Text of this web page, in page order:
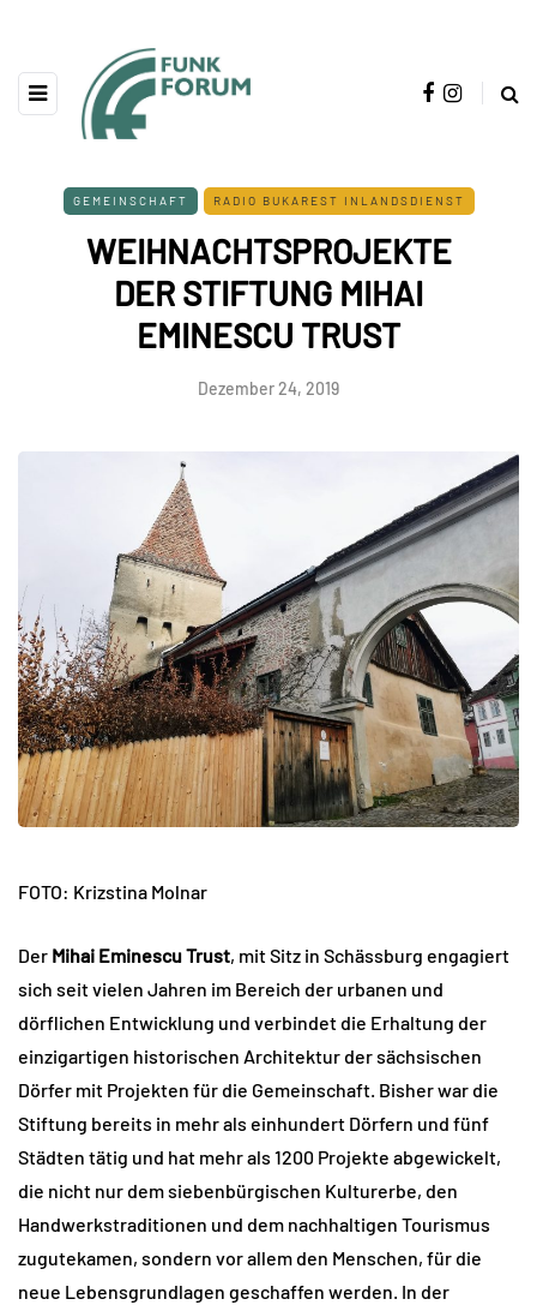
GEMEINSCHAFT RADIO BUKAREST INLANDSDIENST
WEIHNACHTSPROJEKTE
DER STIFTUNG MIHAI
EMINESCU TRUST
Dezember 24, 2019
FOTO: Krizstina Molnar
Der Mihai Eminescu Trust, mit Sitz in Schässburg engagiert
sich seit vielen Jahren im Bereich der urbanen und
dörflichen Entwicklung und verbindet die Erhaltung der
einzigartigen historischen Architektur der sächsischen
Dörfer mit Projekten für die Gemeinschaft. Bisher war die
Stiftung bereits in mehr als einhundert Dörfern und fünf
Städten tätig und hat mehr als 1200 Projekte abgewickelt,
die nicht nur dem siebenbürgischen Kulturerbe, den
Handwerkstraditionen und dem nachhaltigen Tourismus
zugutekamen, sondern vor allem den Menschen, für die
neue Lebensgrundlagen geschaffen werden. In der